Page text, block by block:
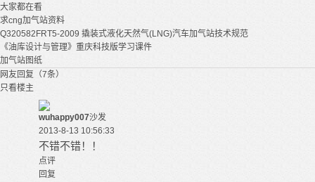
大家都在看
求cng加气站资料
Q320582FRT5-2009 撬装式液化天然气(LNG)汽车加气站技术规范
《油库设计与管理》重庆科技版学习课件
加气站图纸
网友回复（7条）
只看楼主
wuhappy007沙发
2013-8-13 10:56:33
不错不错！！
点评
回复